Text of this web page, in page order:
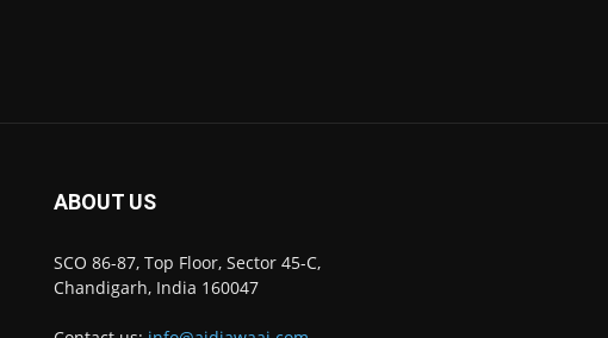
ABOUT US
SCO 86-87, Top Floor, Sector 45-C,
Chandigarh, India 160047